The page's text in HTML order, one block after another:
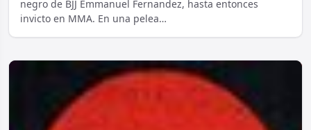
negro de BJJ Emmanuel Fernandez, hasta entonces
invicto en MMA. En una pelea…